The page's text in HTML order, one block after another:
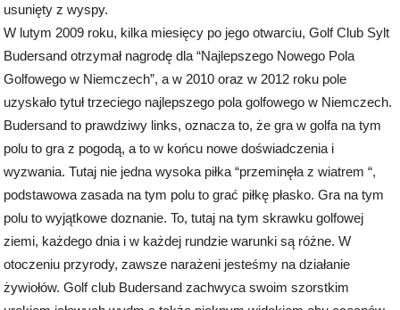
usunięty z wyspy.
W lutym 2009 roku, kilka miesięcy po jego otwarciu, Golf Club Sylt
Budersand otrzymał nagrodę dla “Najlepszego Nowego Pola
Golfowego w Niemczech”, a w 2010 oraz w 2012 roku pole
uzyskało tytuł trzeciego najlepszego pola golfowego w Niemczech.
Budersand to prawdziwy links, oznacza to, że gra w golfa na tym
polu to gra z pogodą, a to w końcu nowe doświadczenia i
wyzwania. Tutaj nie jedna wysoka piłka “przeminęła z wiatrem “,
podstawowa zasada na tym polu to grać piłkę płasko. Gra na tym
polu to wyjątkowe doznanie. To, tutaj na tym skrawku golfowej
ziemi, każdego dnia i w każdej rundzie warunki są różne. W
otoczeniu przyrody, zawsze narażeni jesteśmy na działanie
żywiołów. Golf club Budersand zachwyca swoim szorstkim